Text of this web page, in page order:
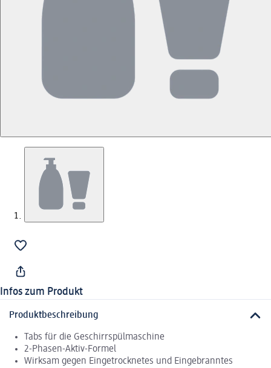
Infos zum Produkt
Produktbeschreibung
Tabs für die Geschirrspülmaschine
2-Phasen-Aktiv-Formel
Wirksam gegen Eingetrocknetes und Eingebranntes